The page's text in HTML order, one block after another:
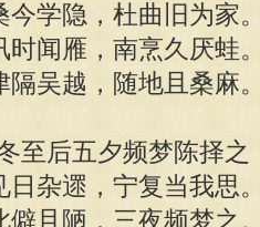
学隐，杜曲旧为家
闻雁，南烹久厌蛙
吴越，随地且桑麻
至后五夕频梦陈择之
杂遝，宁复当我思
且陋，三夜频梦之